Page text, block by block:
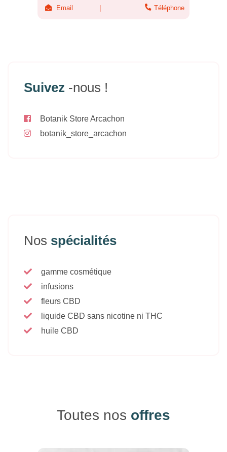
Email Téléphone
Suivez -nous !
Botanik Store Arcachon
botanik_store_arcachon
Nos spécialités
gamme cosmétique
infusions
fleurs CBD
liquide CBD sans nicotine ni THC
huile CBD
Toutes nos offres